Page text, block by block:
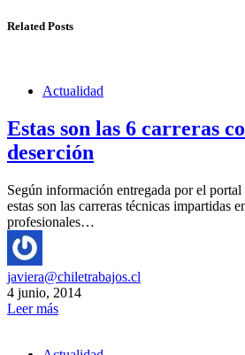
Related Posts
Actualidad
Estas son las 6 carreras
deserción
Según información entregada por el
estas son las carreras técnicas impartidas
profesionales…
javiera@chiletrabajos.cl
4 junio, 2014
Leer más